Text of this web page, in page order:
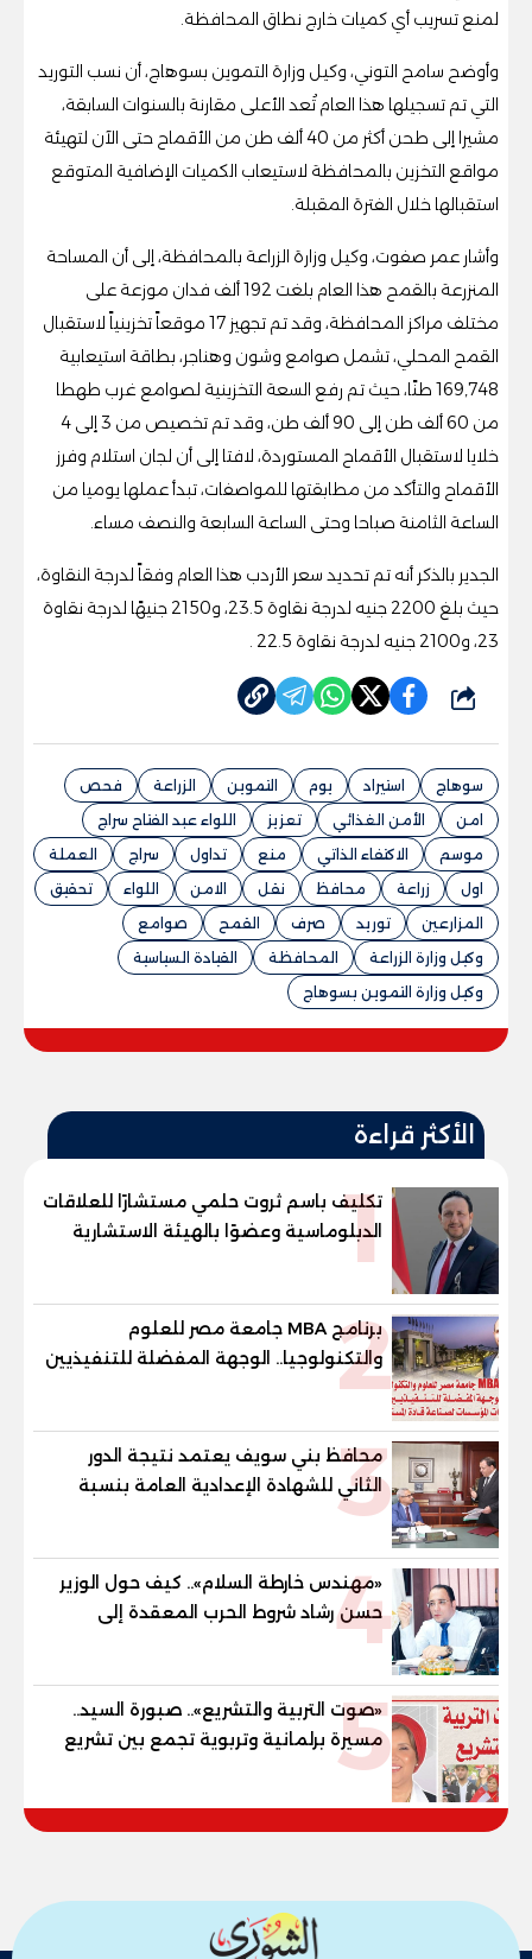
لمنع تسريب أي كميات خارج نطاق المحافظة.
وأوضح سامح التوني، وكيل وزارة التموين بسوهاج، أن نسب التوريد
التي تم تسجيلها هذا العام تُعد الأعلى مقارنة بالسنوات السابقة،
مشيرا إلى طحن أكثر من 40 ألف طن من الأقماح حتى الآن لتهيئة
مواقع التخزين بالمحافظة لاستيعاب الكميات الإضافية المتوقع
استقبالها خلال الفترة المقبلة.
وأشار عمر صفوت، وكيل وزارة الزراعة بالمحافظة، إلى أن المساحة
المنزرعة بالقمح هذا العام بلغت 192 ألف فدان موزعة على
مختلف مراكز المحافظة، وقد تم تجهيز 17 موقعاً تخزينياً لاستقبال
القمح المحلي، تشمل صوامع وشون وهناجر، بطاقة استيعابية
169,748 طنًا، حيث تم رفع السعة التخزينية لصوامع غرب طهطا
من 60 ألف طن إلى 90 ألف طن، وقد تم تخصيص من 3 إلى 4
خلايا لاستقبال الأقماح المستوردة، لافتا إلى أن لجان استلام وفرز
الأقماح والتأكد من مطابقتها للمواصفات، تبدأ عملها يوميا من
الساعة الثامنة صباحا وحتى الساعة السابعة والنصف مساء.
الجدير بالذكر أنه تم تحديد سعر الأردب هذا العام وفقاً لدرجة النقاوة،
حيث بلغ 2200 جنيه لدرجة نقاوة 23.5، و2150 جنيهًا لدرجة نقاوة
23، و2100 جنيه لدرجة نقاوة 22.5 .
شارك
سوهاج استيراد يوم التموين الزراعة
فحص
امن
الأمن الغذائي تعزيز
اللواء عبد الفتاح سراج
موسم
الاكتفاء الذاتي منع تداول سراج
العملة
اول
زراعة محافظ نقل الامن اللواء
تحقيق
المزارعين
توريد صرف القمح
صوامع
وكيل وزارة الزراعة
المحافظة
القيادة السياسية
وكيل وزارة التموين بسوهاج
الأكثر قراءة
1
تكليف باسم ثروت حلمي مستشارًا للعلاقات
الدبلوماسية وعضوًا بالهيئة الاستشارية
العليا لمنظمة «جاد جمينت يوإن»
2
برنامج MBA جامعة مصر للعلوم
والتكنولوجيا.. الوجهة المفضلة للتنفيذيين
وقيادات المؤسسات لصناعة قادة
3
محافظ بني سويف يعتمد نتيجة الدور
الثاني للشهادة الإعدادية العامة بنسبة
والنور للمكفوفين
4
«مهندس خارطة السلام».. كيف حول الوزير
حسن رشاد شروط الحرب المعقدة إلى
"خارطة طريق" للانسحاب والإعمار؟
5
«صوت التربية والتشريع».. صبورة السيد..
مسيرة برلمانية وتربوية تجمع بين تشريع
القوانين وصناعة الأجيال لبناء الإنسان